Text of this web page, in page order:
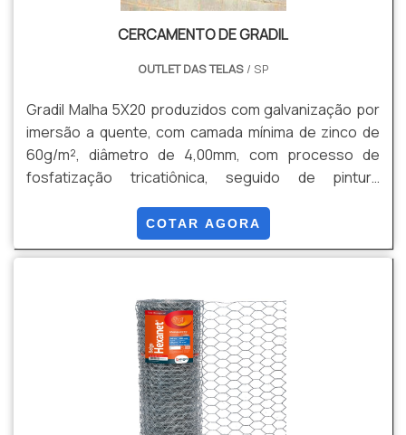
CERCAMENTO DE GRADIL
OUTLET DAS TELAS/ SP
Gradil Malha 5X20 produzidos com galvanização por
imersão a quente, com camada mínima de zinco de
60g/m², diâmetro de 4,00mm, com processo de
fosfatização tricatiônica, seguido de pintura
mínima de 120µm(micras), podendo ser as alturas de
1,03, 1,53, 2,03 e 2,43.
COTAR AGORA